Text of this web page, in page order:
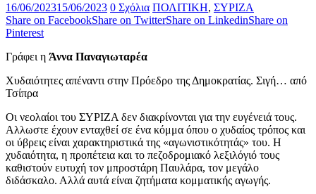
16/06/202315/06/2023 0 Σχόλια ΠΟΛΙΤΙΚΗ, ΣΥΡΙΖΑ
Share on FacebookShare on TwitterShare on LinkedinShare on
Pinterest
Γράφει η Άννα Παναγιωταρέα
Χυδαιότητες απέναντι στην Πρόεδρο της Δημοκρατίας. Σιγή… από
Τσίπρα
Οι νεολαίοι του ΣΥΡΙΖΑ δεν διακρίνονται για την ευγένειά τους.
Αλλωστε έχουν ενταχθεί σε ένα κόμμα όπου ο χυδαίος τρόπος και
οι ύβρεις είναι χαρακτηριστικά της «αγωνιστικότητάς» του. Η
χυδαιότητα, η προπέτεια και το πεζοδρομιακό λεξιλόγιό τους
καθιστούν ευτυχή τον μπροστάρη Παυλάρα, τον μεγάλο
διδάσκαλο. Αλλά αυτά είναι ζητήματα κομματικής αγωγής.